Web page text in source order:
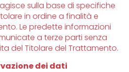
sulla base di specifiche
in ordine a finalità e
Le predette informazioni
a terze parti senza
del Titolare del Trattamento.
dei dati